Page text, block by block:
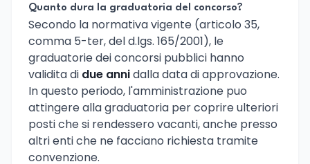
Quanto dura la graduatoria del concorso?
Secondo la normativa vigente (articolo 35,
comma 5-ter, del d.lgs. 165/2001), le
graduatorie dei concorsi pubblici hanno
validita di due annidalla data di approvazione.
In questo periodo, l'amministrazione puo
attingere alla graduatoria per coprire ulteriori
posti che si rendessero vacanti, anche presso
altri enti che ne facciano richiesta tramite
convenzione.